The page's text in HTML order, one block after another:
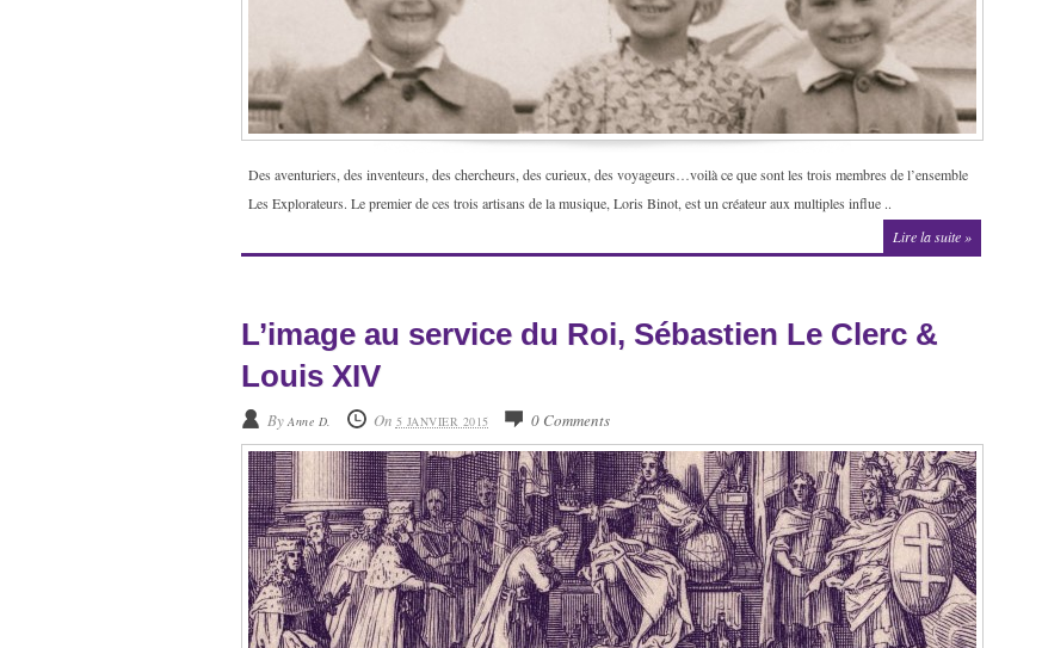
Des aventuriers, des inventeurs, des chercheurs, des curieux, des voyageurs…voilà ce que sont les trois membres de l’ensemble
Les Explorateurs. Le premier de ces trois artisans de la musique, Loris Binot, est un créateur aux multiples influe ..
Lire la suite »
L’image au service du Roi, Sébastien Le Clerc &
Louis XIV
ByAnne D. On 5 JANVIER 2015 0 Comments